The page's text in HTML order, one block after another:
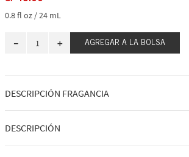
0.8 fl oz / 24 mL
＋
－ AGREGAR A LA BOLSA
DESCRIPCIÓN FRAGANCIA
DESCRIPCIÓN